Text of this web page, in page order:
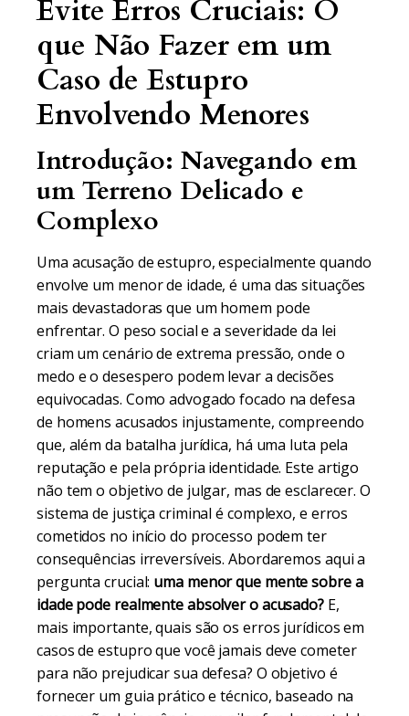
Evite Erros Cruciais: O
que Não Fazer em um
Caso de Estupro
Envolvendo Menores
Introdução: Navegando em
um Terreno Delicado e
Complexo
Uma acusação de estupro, especialmente quando
envolve um menor de idade, é uma das situações
mais devastadoras que um homem pode
enfrentar. O peso social e a severidade da lei
criam um cenário de extrema pressão, onde o
medo e o desespero podem levar a decisões
equivocadas. Como advogado focado na defesa
de homens acusados injustamente, compreendo
que, além da batalha jurídica, há uma luta pela
reputação e pela própria identidade. Este artigo
não tem o objetivo de julgar, mas de esclarecer. O
sistema de justiça criminal é complexo, e erros
cometidos no início do processo podem ter
consequências irreversíveis. Abordaremos aqui a
pergunta crucial: uma menor que mente sobre a
idade pode realmente absolver o acusado? E,
mais importante, quais são os erros jurídicos em
casos de estupro que você jamais deve cometer
para não prejudicar sua defesa? O objetivo é
fornecer um guia prático e técnico, baseado na